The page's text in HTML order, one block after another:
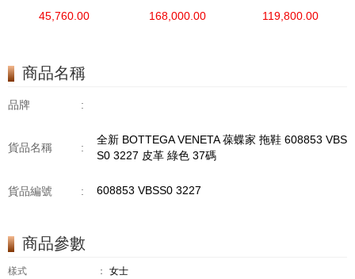
精鋼 Nekton Edition
45,760.00
0002 18kt玫瑰金/鋼
168,000.00
精鋼 單紅
119,800.00
商品名稱
品牌 :
貨品名稱 :
全新 BOTTEGA VENETA 葆蝶家 拖鞋 608853 VBS
S0 3227 皮革 綠色 37碼
貨品編號 : 608853 VBSS0 3227
商品參數
樣式 ： 女士